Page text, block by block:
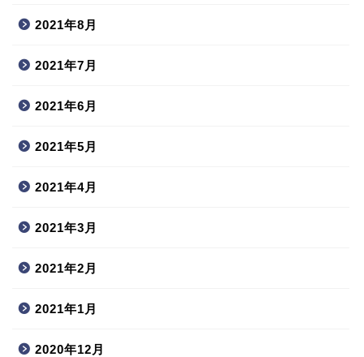
2021年8月
2021年7月
2021年6月
2021年5月
2021年4月
2021年3月
2021年2月
2021年1月
2020年12月